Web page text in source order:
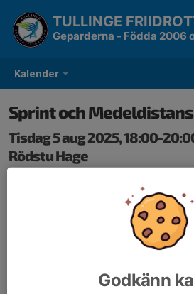
Kalender
TULLINGE
Geparderna - Födda 2006
Sprint och Medeldistans
Tisdag 5 aug 2025, 18:00-
Rödstu Hage
Godkänn